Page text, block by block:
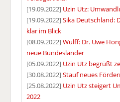
[19.09.2022] Uzin Utz:
[19.09.2022]Sika Deutschland:
klar im Blick
[08.09.2022]Wulff: Dr. Uwe
neue Bundesländer
[05.09.2022] Uzin Utz begrüßt
[30.08.2022]Stauf neues
[25.08.2022] Uzin Utz steigert
2022